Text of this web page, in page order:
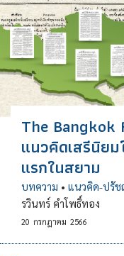
The Bangkok
แนวคิดเสรีนิย
แรกในสยาม
บทความ • แนวคิด-ปรัช
รวินทร์ คำโพธิ์ทอง
20 กรกฎาคม 2566